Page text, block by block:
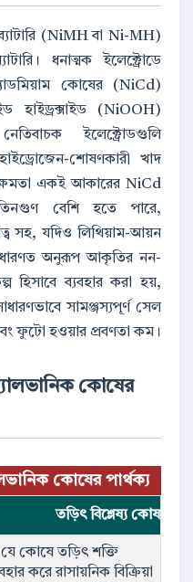
(NiMH বা Ni-MH)
ধনাত্মক ইলেক্ট্রোডে
কোষের (NiCd)
হাইড্রক্সাইড (NiOOH)
ইলেক্ট্রোডগুলি
শোষণকারী খাদ
ক্ষমতা একই আকারের NiCd
বেশি হতে পারে,
সহ, যদিও লিথিয়াম-আয়ন
অনুরূপ আকৃতির নন-
হিসাবে ব্যবহার করা হয়,
সামঞ্জস্যপূর্ণ সেল
ফুটো হওয়ার প্রবণতা কম।
কোষের
কোষের পার্থক্য
তড়িৎ বিশ্লেষ্য কোষ
কোষে তড়িৎ শক্তি
করে রাসায়নিক বিক্রিয়া